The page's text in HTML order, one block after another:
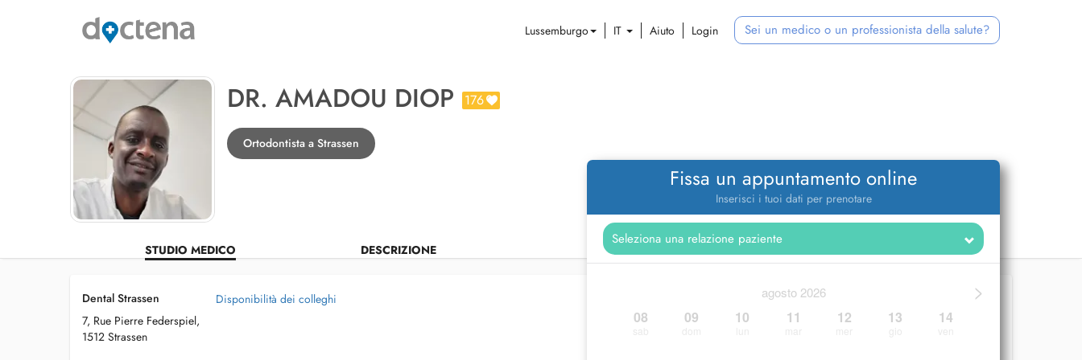
Lussemburgo IT Aiuto Login Sei un medico o un professionista della salute?
DR. AMADOU DIOP 176
Ortodontista a Strassen
STUDIO MEDICO DESCRIZIONE
Fissa un appuntamento online
Inserisci i tuoi dati per prenotare
>
agosto 2026
08 09 10 11 12 13 14
Dental Strassen
7, Rue Pierre Federspiel,
1512 Strassen
Disponibilità dei colleghi